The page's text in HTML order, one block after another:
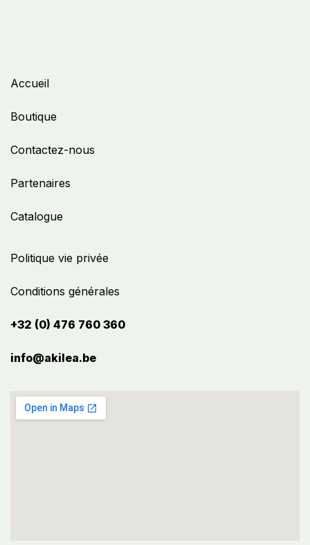
Politique vie privée
Conditions générales
+32 (0) 476 760 360
info@akilea.be​
Accueil
Boutique
Contactez-nous
Partenaires
Catalogue